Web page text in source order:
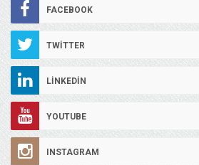
FACEBOOK
TWITTER
LINKEDIN
YOUTUBE
INSTAGRAM